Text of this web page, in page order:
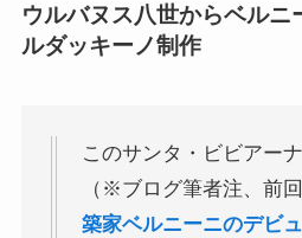
冷戦世界の歴史・思想・文
ボスニア紛争とルワンダ虐殺
紛争
ウルバヌス八世からベルニ
ルダッキーノ制作
このサンタ・ビビアー
（※ブログ筆者注、前
築家ベルニーニのデビ